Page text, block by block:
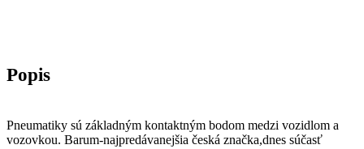
Pneumatiky sú základným kontaktným bodom medzi vozidlom a
vozovkou. Barum-najpredávanejšia česká značka,dnes súčasť